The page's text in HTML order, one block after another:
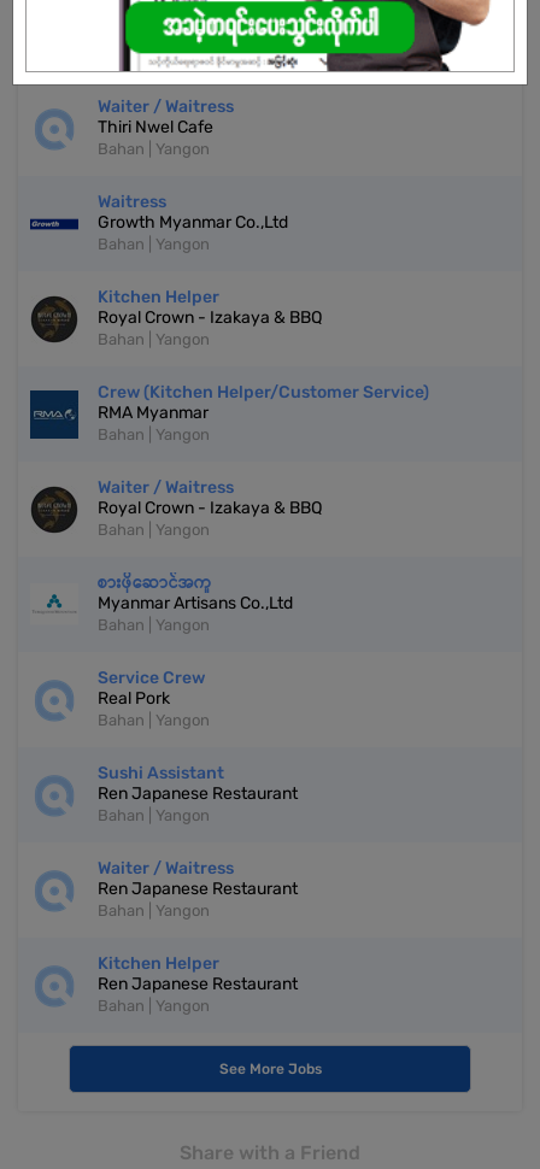
Kitchen Helper
Thiri Nwel Cafe
Bahan | Yangon
Waiter / Waitress
Thiri Nwel Cafe
Bahan | Yangon
Waitress
Growth Myanmar Co.,Ltd
Bahan | Yangon
Kitchen Helper
Royal Crown - Izakaya & BBQ
Bahan | Yangon
Crew (Kitchen Helper/Customer Service)
RMA Myanmar
Bahan | Yangon
Waiter / Waitress
Royal Crown - Izakaya & BBQ
Bahan | Yangon
စားဖိုဆောင်အကူ
Myanmar Artisans Co.,Ltd
Bahan | Yangon
Service Crew
Real Pork
Bahan | Yangon
Sushi Assistant
Ren Japanese Restaurant
Bahan | Yangon
Waiter / Waitress
Ren Japanese Restaurant
Bahan | Yangon
Kitchen Helper
Ren Japanese Restaurant
Bahan | Yangon
See More Jobs
Share with a Friend